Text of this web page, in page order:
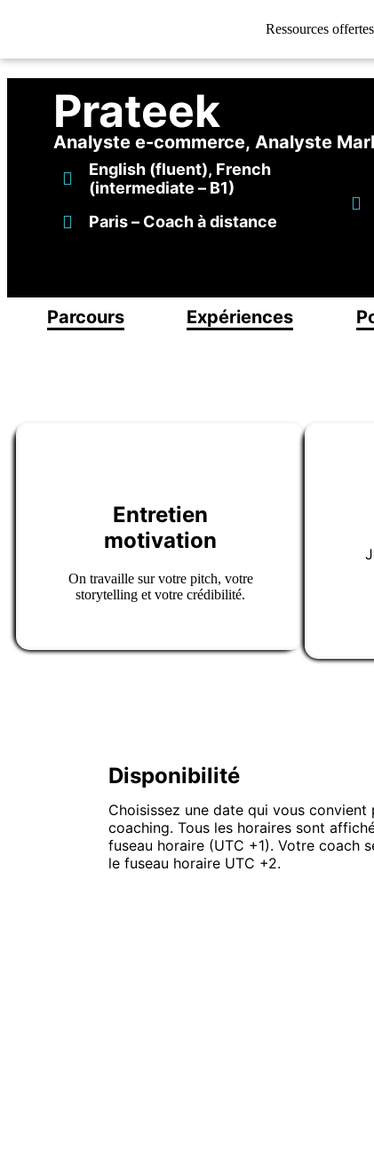
Ressources offertes
Prateek
Analyste e-commerce, Analyste
English (fluent), French
(intermediate – B1)
Paris – Coach à distance
Parcours Expériences
Entretien
motivation
On travaille sur votre pitch, votre
storytelling et votre crédibilité.
Disponibilité
Choisissez une date qui vous convient
coaching. Tous les horaires sont
fuseau horaire (UTC +1). Votre coach
le fuseau horaire UTC +2.